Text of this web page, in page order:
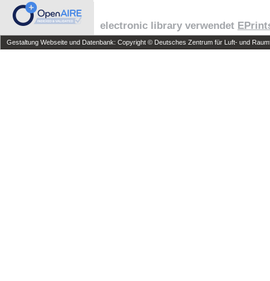
electronic library verwendet
Gestaltung Webseite und Datenbank: Copyright © Deutsches Zentrum für Luft- und